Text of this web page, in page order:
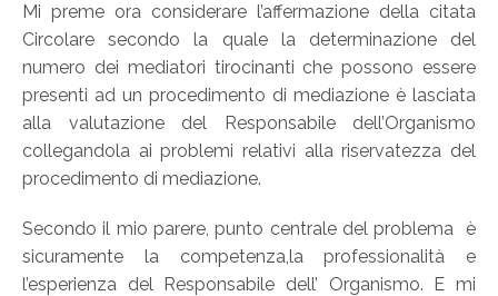
Mi preme ora considerare l’affermazione della citata
Circolare secondo la quale la determinazione del
numero dei mediatori tirocinanti che possono essere
presenti ad un procedimento di mediazione è lasciata
alla valutazione del Responsabile dell’Organismo
collegandola ai problemi relativi alla riservatezza del
procedimento di mediazione.
Secondo il mio parere, punto centrale del problema è
sicuramente la competenza,la professionalità e
l’esperienza del Responsabile dell’ Organismo. E mi